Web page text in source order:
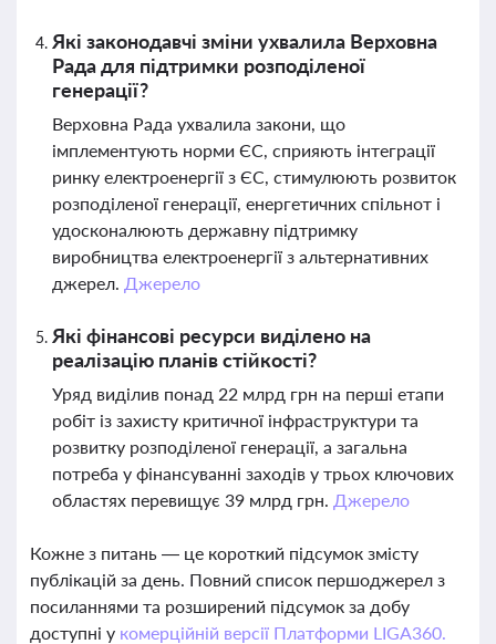
Які законодавчі зміни ухвалила Верховна
Рада для підтримки розподіленої
генерації?
Верховна Рада ухвалила закони, що
імплементують норми ЄС, сприяють інтеграції
ринку електроенергії з ЄС, стимулюють розвиток
розподіленої генерації, енергетичних спільнот і
удосконалюють державну підтримку
виробництва електроенергії з альтернативних
джерел. Джерело
Які фінансові ресурси виділено на
реалізацію планів стійкості?
Уряд виділив понад 22 млрд грн на перші етапи
робіт із захисту критичної інфраструктури та
розвитку розподіленої генерації, а загальна
потреба у фінансуванні заходів у трьох ключових
областях перевищує 39 млрд грн. Джерело
Кожне з питань — це короткий підсумок змісту
публікацій за день. Повний список першоджерел з
посиланнями та розширений підсумок за добу
доступні у комерційній версії Платформи LIGA360.